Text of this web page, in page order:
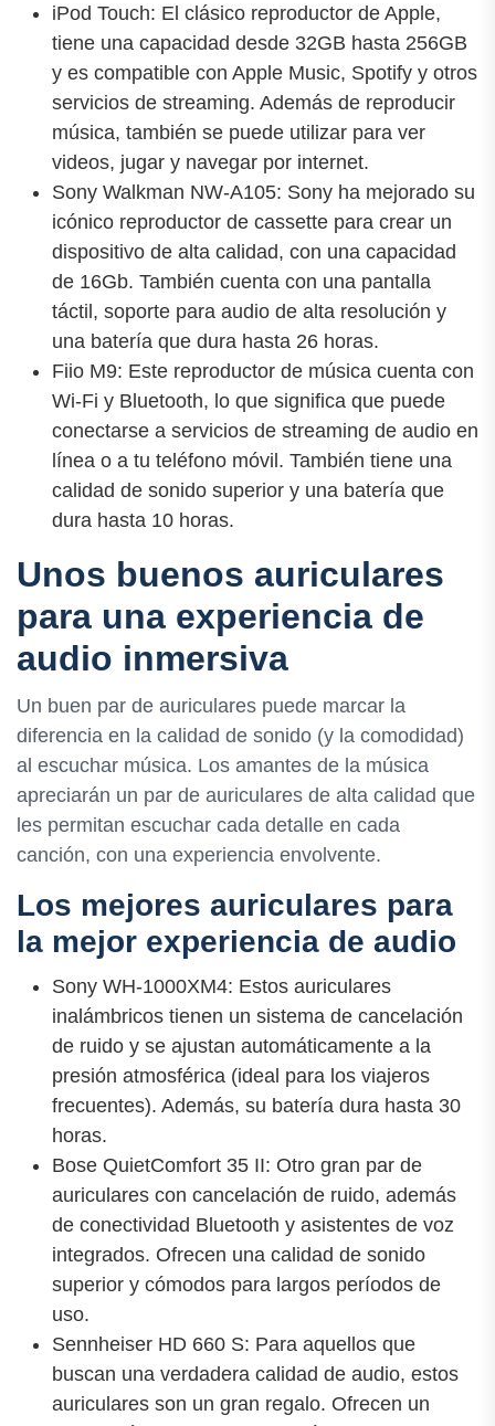
iPod Touch: El clásico reproductor de Apple,
tiene una capacidad desde 32GB hasta 256GB
y es compatible con Apple Music, Spotify y otros
servicios de streaming. Además de reproducir
música, también se puede utilizar para ver
videos, jugar y navegar por internet.
Sony Walkman NW-A105: Sony ha mejorado su
icónico reproductor de cassette para crear un
dispositivo de alta calidad, con una capacidad
de 16Gb. También cuenta con una pantalla
táctil, soporte para audio de alta resolución y
una batería que dura hasta 26 horas.
Fiio M9: Este reproductor de música cuenta con
Wi-Fi y Bluetooth, lo que significa que puede
conectarse a servicios de streaming de audio en
línea o a tu teléfono móvil. También tiene una
calidad de sonido superior y una batería que
dura hasta 10 horas.
Unos buenos auriculares
para una experiencia de
audio inmersiva
Un buen par de auriculares puede marcar la
diferencia en la calidad de sonido (y la comodidad)
al escuchar música. Los amantes de la música
apreciarán un par de auriculares de alta calidad que
les permitan escuchar cada detalle en cada
canción, con una experiencia envolvente.
Los mejores auriculares para
la mejor experiencia de audio
Sony WH-1000XM4: Estos auriculares
inalámbricos tienen un sistema de cancelación
de ruido y se ajustan automáticamente a la
presión atmosférica (ideal para los viajeros
frecuentes). Además, su batería dura hasta 30
horas.
Bose QuietComfort 35 II: Otro gran par de
auriculares con cancelación de ruido, además
de conectividad Bluetooth y asistentes de voz
integrados. Ofrecen una calidad de sonido
superior y cómodos para largos períodos de
uso.
Sennheiser HD 660 S: Para aquellos que
buscan una verdadera calidad de audio, estos
auriculares son un gran regalo. Ofrecen un